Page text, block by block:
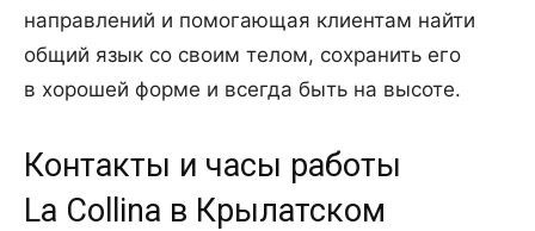
направлений и помогающая клиентам найти
общий язык со своим телом, сохранить его
в хорошей форме и всегда быть на высоте.
Контакты и часы работы
La Collina в Крылатском